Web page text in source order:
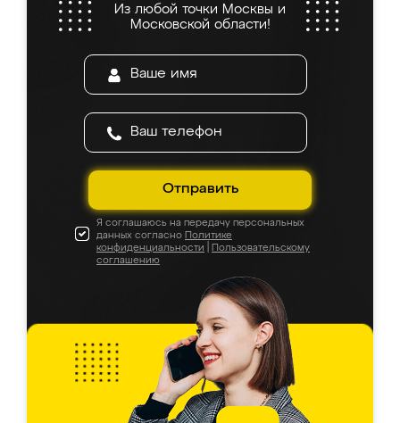
Из любой точки Москвы и
Московской области!
Отправить
Я соглашаюсь на передачу персональных
данных согласно Политике
конфиденциальности
Пользовательскому
соглашению